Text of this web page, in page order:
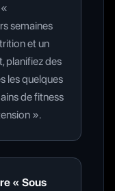
semaines
et un
planifiez des
les quelques
de fitness
».
« Sous